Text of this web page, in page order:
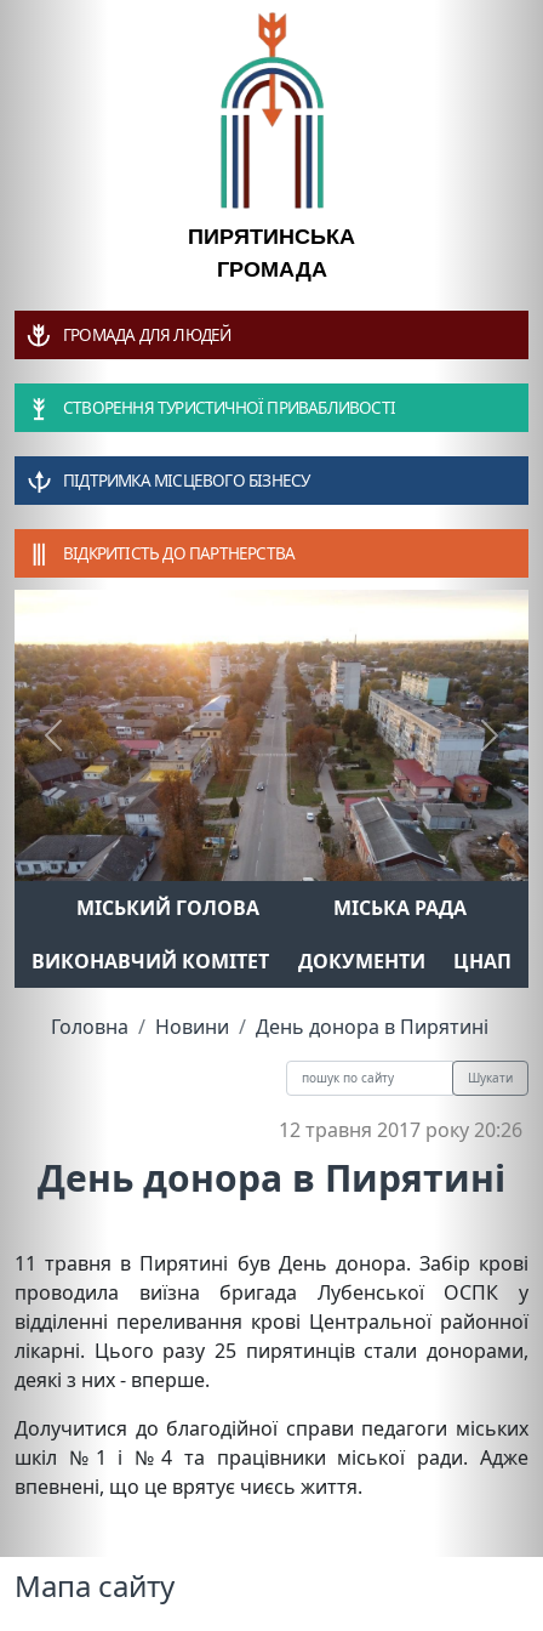
ПИРЯТИНСЬКА
ГРОМАДА
ГРОМАДА ДЛЯ ЛЮДЕЙ
СТВОРЕННЯ ТУРИСТИЧНОЇ ПРИВАБЛИВОСТІ
ПІДТРИМКА МІСЦЕВОГО БІЗНЕСУ
ВІДКРИТІСТЬ ДО ПАРТНЕРСТВА
Previous Next
МІСЬКИЙ ГОЛОВА
МІСЬКА РАДА
ВИКОНАВЧИЙ КОМІТЕТ
ДОКУМЕНТИ ЦНАП
Головна Новини День донора в Пирятині
Шукати
12 травня 2017 року 20:26
День донора в Пирятині
11 травня в Пирятині був День донора. Забір крові
проводила виїзна бригада Лубенської ОСПК у
відділенні переливання крові Центральної районної
лікарні. Цього разу 25 пирятинців стали донорами,
деякі з них - вперше.
Долучитися до благодійної справи педагоги міських
шкіл №1 і №4 та працівники міської ради. Адже
впевнені, що це врятує чиєсь життя.
Мапа сайту